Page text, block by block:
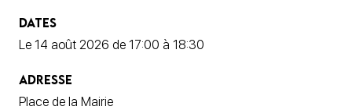
DATES
Le 14 août 2026 de 17:00 à 18:30
ADRESSE
Place de la Mairie